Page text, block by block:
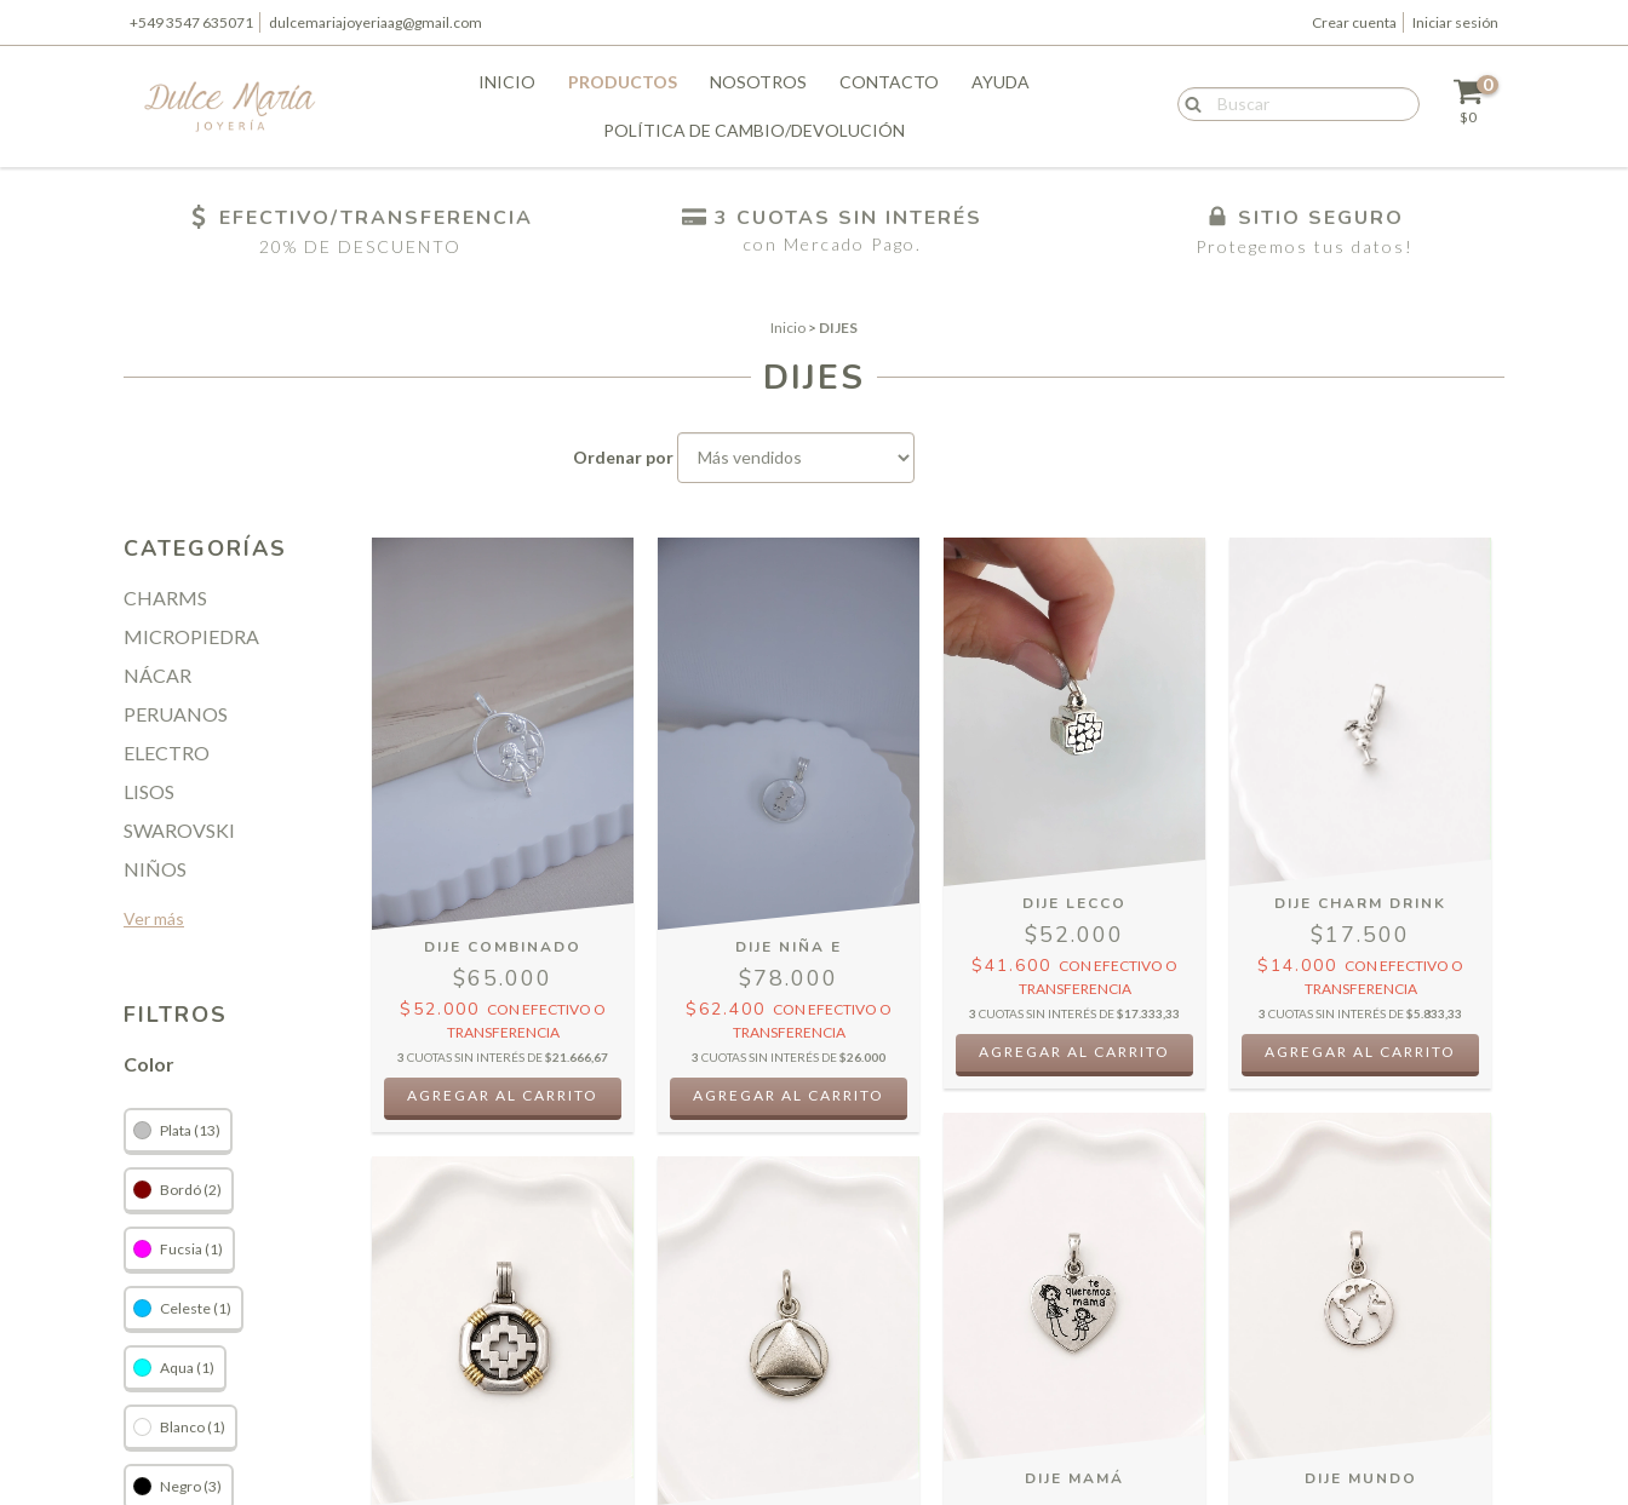
+549 3547 635071 dulcemariajoyeriaag@gmail.com Crear cuenta Iniciar sesión
INICIO PRODUCTOS NOSOTROS CONTACTO AYUDA
POLÍTICA DE CAMBIO/DEVOLUCIÓN
0
$0
EFECTIVO/TRANSFERENCIA
20% DE DESCUENTO
3 CUOTAS SIN INTERÉS
con Mercado Pago.
SITIO SEGURO
Protegemos tus datos!
Inicio > DIJES
DIJES
Ordenar por
CATEGORÍAS
CHARMS
MICROPIEDRA
NÁCAR
PERUANOS
ELECTRO
LISOS
SWAROVSKI
NIÑOS
Ver más
FILTROS
Color
Plata (13)
Bordó (2)
Fucsia (1)
Celeste (1)
Aqua (1)
Blanco (1)
Negro (3)
DIJE COMBINADO
$65.000
$52.000 CON EFECTIVO O
TRANSFERENCIA
3 CUOTAS SIN INTERÉS DE$21.666,67
AGREGAR AL CARRITO
DIJE NIÑA E
$78.000
$62.400 CON EFECTIVO O
TRANSFERENCIA
3 CUOTAS SIN INTERÉS DE$26.000
AGREGAR AL CARRITO
DIJE LECCO
$52.000
$41.600 CON EFECTIVO O
TRANSFERENCIA
3 CUOTAS SIN INTERÉS DE$17.333,33
AGREGAR AL CARRITO
DIJE CHARM DRINK
$17.500
$14.000 CON EFECTIVO O
TRANSFERENCIA
3 CUOTAS SIN INTERÉS DE$5.833,33
AGREGAR AL CARRITO
DIJE MAMÁ DIJE MUNDO